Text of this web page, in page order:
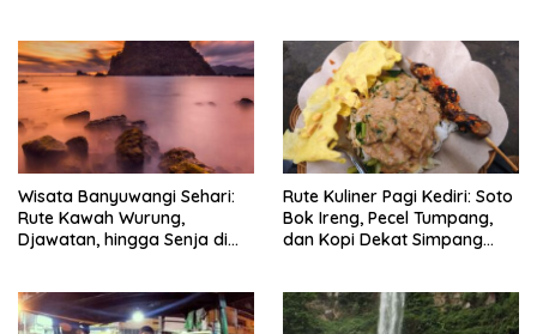
Wisata Banyuwangi Sehari:
Rute Kawah Wurung,
Djawatan, hingga Senja di
Rute Kuliner Pagi Kediri: Soto
Bok Ireng, Pecel Tumpang,
dan Kopi Dekat Simpang